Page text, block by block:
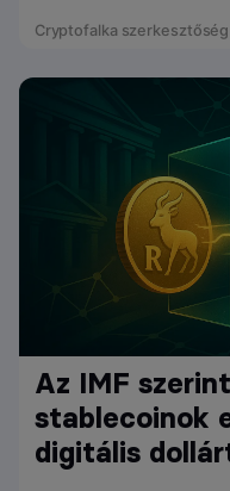
Cryptofalka
Az IMF
stablecoinok
digitális